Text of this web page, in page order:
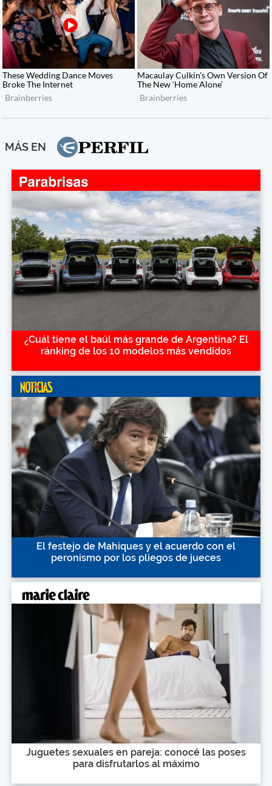
MÁS EN
¿Cuál tiene el baúl más grande de Argentina? El
ránking de los 10 modelos más vendidos
El festejo de Mahiques y el acuerdo con el
peronismo por los pliegos de jueces
Juguetes sexuales en pareja: conocé las poses
para disfrutarlos al máximo